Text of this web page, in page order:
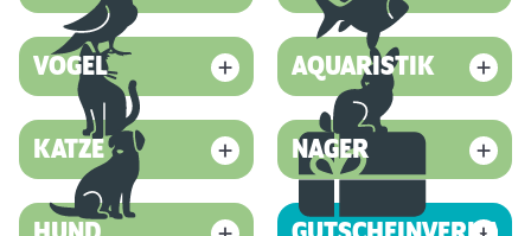
VOGEL AQUARISTIK
KATZE NAGER